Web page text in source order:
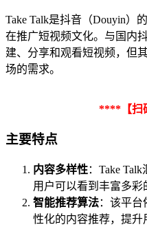
Take Talk是抖音（Douyin）
在推广短视频文化。与国内
建、分享和观看短视频，但
场的需求。
****【扫
主要特点
内容多样性：Take
用户可以看到丰富多彩
智能推荐算法：该平
性化的内容推荐，提升